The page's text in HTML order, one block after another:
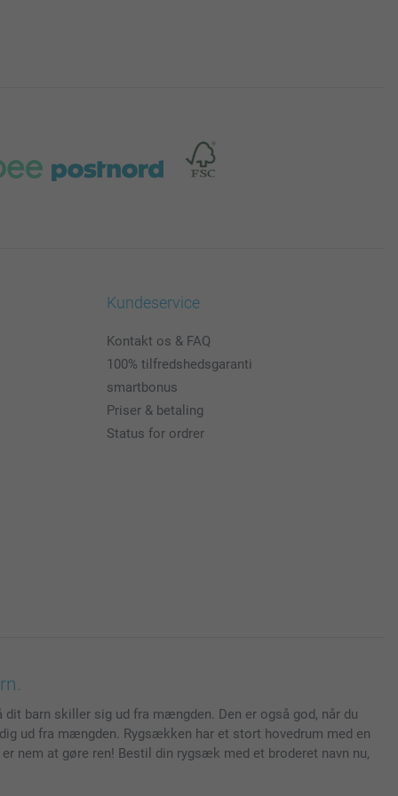
Kundeservice
Kontakt os & FAQ
100% tilfredshedsgaranti
smartbonus
Priser & betaling
Status for ordrer
barn skiller sig ud fra mængden. Den er også god, når du
ud fra mængden. Rygsækken har et stort hovedrum med en
nem at gøre ren! Bestil din rygsæk med et broderet navn nu,